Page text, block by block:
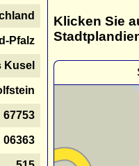
Pfalz
Kusel
67753
06363
Klicken Sie